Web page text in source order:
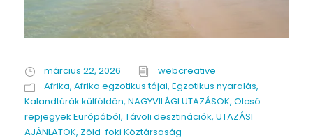
március 22, 2026
webcreative
Afrika, Afrika egzotikus tájai, Egzotikus nyaralás,
Kalandtúrák külföldön, NAGYVILÁGI UTAZÁSOK, Olcsó
repjegyek Európából, Távoli desztinációk, UTAZÁSI
AJÁNLATOK, Zöld-foki Köztársaság